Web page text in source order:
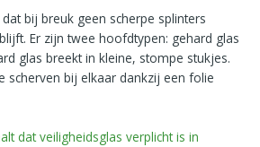
bij breuk geen scherpe splinters
Er zijn twee hoofdtypen: gehard glas
glas breekt in kleine, stompe stukjes.
scherven bij elkaar dankzij een folie
dat veiligheidsglas verplicht is in